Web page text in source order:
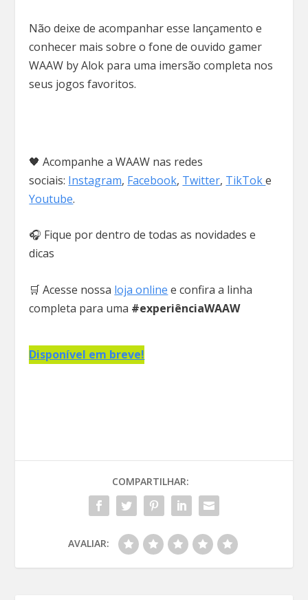
Não deixe de acompanhar esse lançamento e
conhecer mais sobre o fone de ouvido gamer
WAAW by Alok para uma imersão completa nos
seus jogos favoritos.
🖤 Acompanhe a WAAW nas redes
sociais: Instagram, Facebook, Twitter, TikToke
Youtube.
🎧 Fique por dentro de todas as novidades e
dicas
🛒 Acesse nossa loja online e confira a linha
completa para uma #experiênciaWAAW
Disponível em breve!
COMPARTILHAR:
AVALIAR: